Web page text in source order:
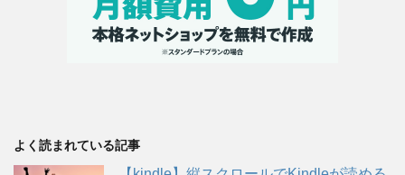
よく読まれている記事